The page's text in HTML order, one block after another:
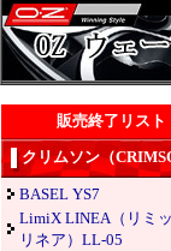
販売終了リスト
クリムソン（
BASEL YS7
LimiX LINEA（リミ
リネア）LL-05